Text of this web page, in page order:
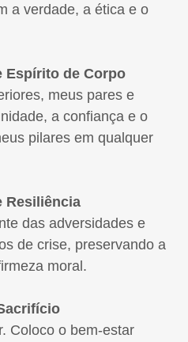
a verdade, a ética e o
Espírito de Corpo
meus pares e
a confiança e o
pilares em qualquer
Resiliência
das adversidades e
de crise, preservando a
moral.
Coloco o bem-estar